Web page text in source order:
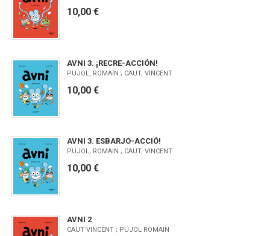
10,00 €
AVNI 3. ¡RECRE-ACCIÓN!
PUJOL, ROMAIN ; CAUT, VINCENT
10,00 €
AVNI 3. ESBARJO-ACCIÓ!
PUJOL, ROMAIN ; CAUT, VINCENT
10,00 €
AVNI 2
CAUT VINCENT ; PUJOL ROMAIN